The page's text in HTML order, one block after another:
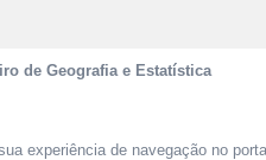
de Geografia e Estatística
experiência de navegação no